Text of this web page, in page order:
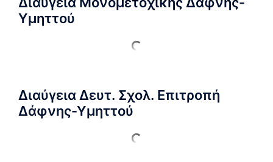
Υμηττού
Διαύγεια Δευτ. Σχολ. Επιτροπή
Δάφνης-Υμηττού